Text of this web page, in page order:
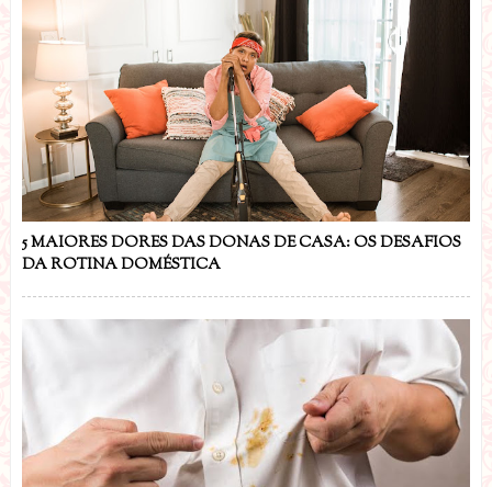
5 MAIORES DORES DAS DONAS DE CASA: OS DESAFIOS
DA ROTINA DOMÉSTICA